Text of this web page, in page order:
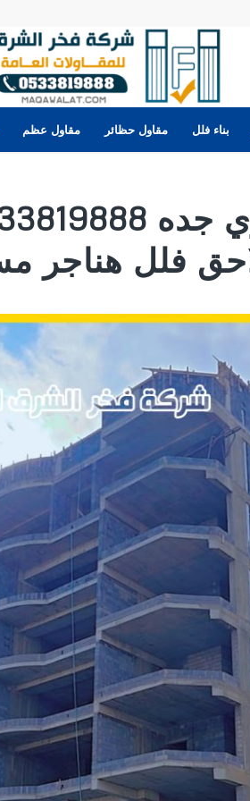
بناء فلل مقاول حظائر مقاول عظم
فلل هناجر